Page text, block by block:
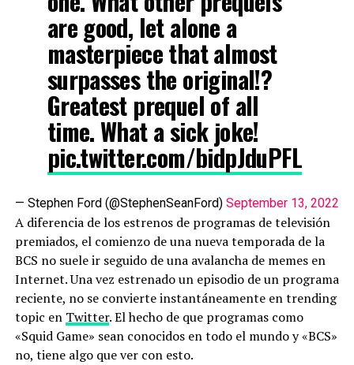
are good, let alone a
masterpiece that almost
surpasses the original!?
Greatest prequel of all
time. What a sick joke!
pic.twitter.com/bidpJduPFL
— Stephen Ford (@StephenSeanFord) September 13, 2022
A diferencia de los estrenos de programas de televisión
premiados, el comienzo de una nueva temporada de la
BCS no suele ir seguido de una avalancha de memes en
Internet. Una vez estrenado un episodio de un programa
reciente, no se convierte instantáneamente en trending
topic en Twitter. El hecho de que programas como
«Squid Game» sean conocidos en todo el mundo y «BCS»
no, tiene algo que ver con esto.